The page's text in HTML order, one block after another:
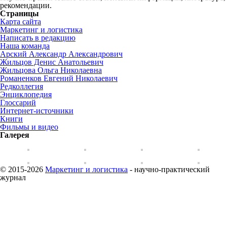
рекомендации.
Страницы
Карта сайта
Маркетинг и логистика
Написать в редакцию
Наша команда
Арский Александр Александрович
Жильцов Денис Анатольевич
Жильцова Ольга Николаевна
Романенков Евгений Николаевич
Редколлегия
Энциклопедия
Глоссарий
Интернет-источники
Книги
Фильмы и видео
Галерея
© 2015-2026 Маркетинг и логистика - научно-практический
журнал